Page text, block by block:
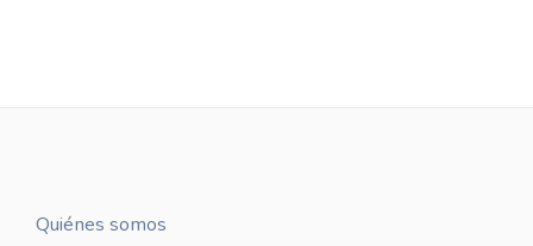
Quiénes somos